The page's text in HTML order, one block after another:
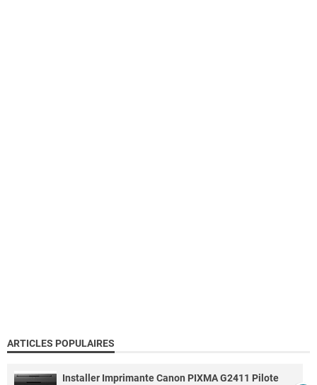
ARTICLES POPULAIRES
Installer Imprimante Canon PIXMA G2411 Pilote